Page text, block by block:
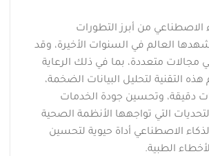
الاصطناعي من أبرز التطورات
شهدها العالم في السنوات الأخيرة، وقد
مجالات متعددة، بما في ذلك الرعاية
التقنية لتحليل البيانات الضخمة،
دقيقة، وتحسين جودة الخدمات
التي تواجهها الأنظمة الصحية
الاصطناعي أداة حيوية لتحسين
الطبية.